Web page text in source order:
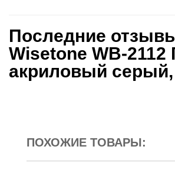
Последние
Wisetone WB-2112
акриловый серый,
ПОХОЖИЕ ТОВАРЫ: